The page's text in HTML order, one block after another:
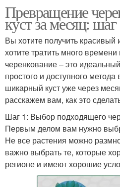
Превращение
куст за месяц:
Вы хотите получить
хотите тратить много времени
черенкование – это
простого и доступного
шикарный куст уже через
расскажем вам, как это
Шаг 1: Выбор подходящего
Первым делом вам нужно
Не все растения можно
важно выбрать те, которые
регионе и имеют хорошие